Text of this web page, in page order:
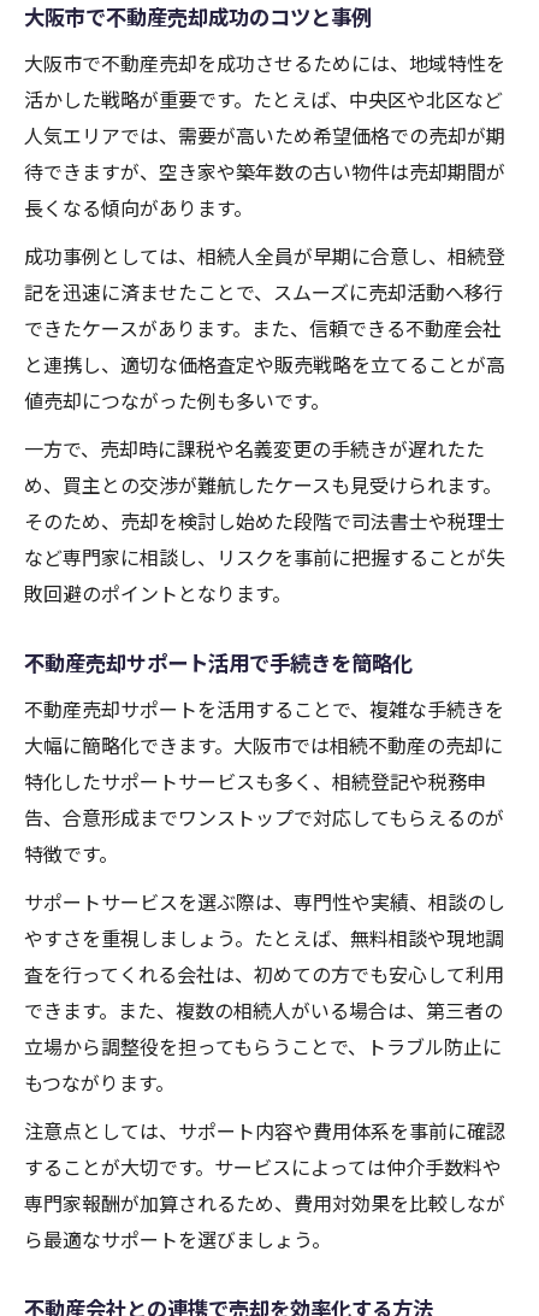
大阪市で不動産売却成功のコツと事例
大阪市で不動産売却を成功させるためには、地域特性を
活かした戦略が重要です。たとえば、中央区や北区など
人気エリアでは、需要が高いため希望価格での売却が期
待できますが、空き家や築年数の古い物件は売却期間が
長くなる傾向があります。
成功事例としては、相続人全員が早期に合意し、相続登
記を迅速に済ませたことで、スムーズに売却活動へ移行
できたケースがあります。また、信頼できる不動産会社
と連携し、適切な価格査定や販売戦略を立てることが高
値売却につながった例も多いです。
一方で、売却時に課税や名義変更の手続きが遅れたた
め、買主との交渉が難航したケースも見受けられます。
そのため、売却を検討し始めた段階で司法書士や税理士
など専門家に相談し、リスクを事前に把握することが失
敗回避のポイントとなります。
不動産売却サポート活用で手続きを簡略化
不動産売却サポートを活用することで、複雑な手続きを
大幅に簡略化できます。大阪市では相続不動産の売却に
特化したサポートサービスも多く、相続登記や税務申
告、合意形成までワンストップで対応してもらえるのが
特徴です。
サポートサービスを選ぶ際は、専門性や実績、相談のし
やすさを重視しましょう。たとえば、無料相談や現地調
査を行ってくれる会社は、初めての方でも安心して利用
できます。また、複数の相続人がいる場合は、第三者の
立場から調整役を担ってもらうことで、トラブル防止に
もつながります。
注意点としては、サポート内容や費用体系を事前に確認
することが大切です。サービスによっては仲介手数料や
専門家報酬が加算されるため、費用対効果を比較しなが
ら最適なサポートを選びましょう。
不動産会社との連携で売却を効率化する方法